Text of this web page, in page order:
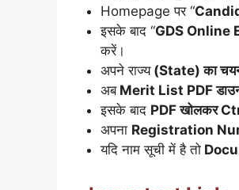
Homepage पर “
इसके बाद “GDS
करें।
अपने राज्य(State) का
अबMerit List PDF
इसके बाद PDF खोलकर
अपना Registration
यदि नाम सूची में है तो